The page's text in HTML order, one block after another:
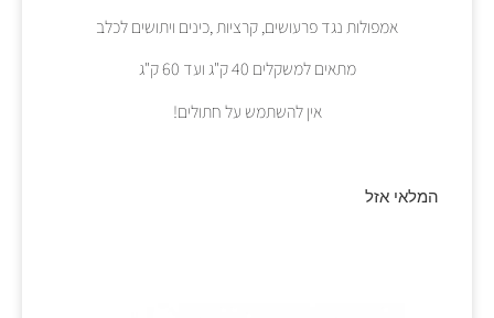
אמפולות נגד פרעושים, קרציות ,כינים ויתושים לכלב
מתאים למשקלים 40 ק"ג ועד 60 ק"ג
אין להשתמש על חתולים!
המלאי אזל